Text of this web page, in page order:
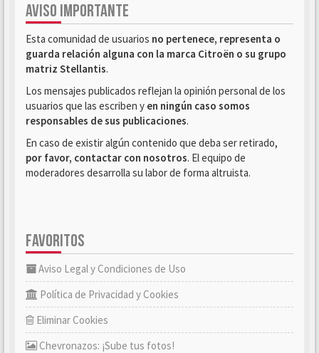
AVISO IMPORTANTE
Esta comunidad de usuarios no pertenece, representa o
guarda relación alguna con la marca Citroën o su grupo
matriz Stellantis.
Los mensajes publicados reflejan la opinión personal de los
usuarios que las escriben y en ningún caso somos
responsables de sus publicaciones.
En caso de existir algún contenido que deba ser retirado,
por favor, contactar con nosotros. El equipo de
moderadores desarrolla su labor de forma altruista.
FAVORITOS
Aviso Legal y Condiciones de Uso
Política de Privacidad y Cookies
Eliminar Cookies
Chevronazos: ¡Sube tus fotos!